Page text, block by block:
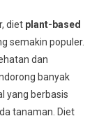
diet plant-based
semakin populer.
dan
banyak
yang berbasis
tanaman. Diet